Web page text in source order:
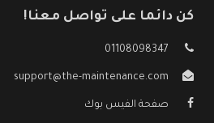
كن دائما على تواصل معنا!
01108098347
support@the-maintenance.com
صفحة الفيس بوك